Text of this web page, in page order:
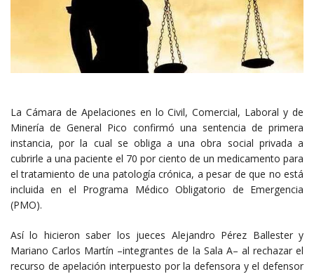
La Cámara de Apelaciones en lo Civil, Comercial, Laboral y de
Minería de General Pico confirmó una sentencia de primera
instancia, por la cual se obliga a una obra social privada a
cubrirle a una paciente el 70 por ciento de un medicamento para
el tratamiento de una patología crónica, a pesar de que no está
incluida en el Programa Médico Obligatorio de Emergencia
(PMO).
Así lo hicieron saber los jueces Alejandro Pérez Ballester y
Mariano Carlos Martín –integrantes de la Sala A– al rechazar el
recurso de apelación interpuesto por la defensora y el defensor